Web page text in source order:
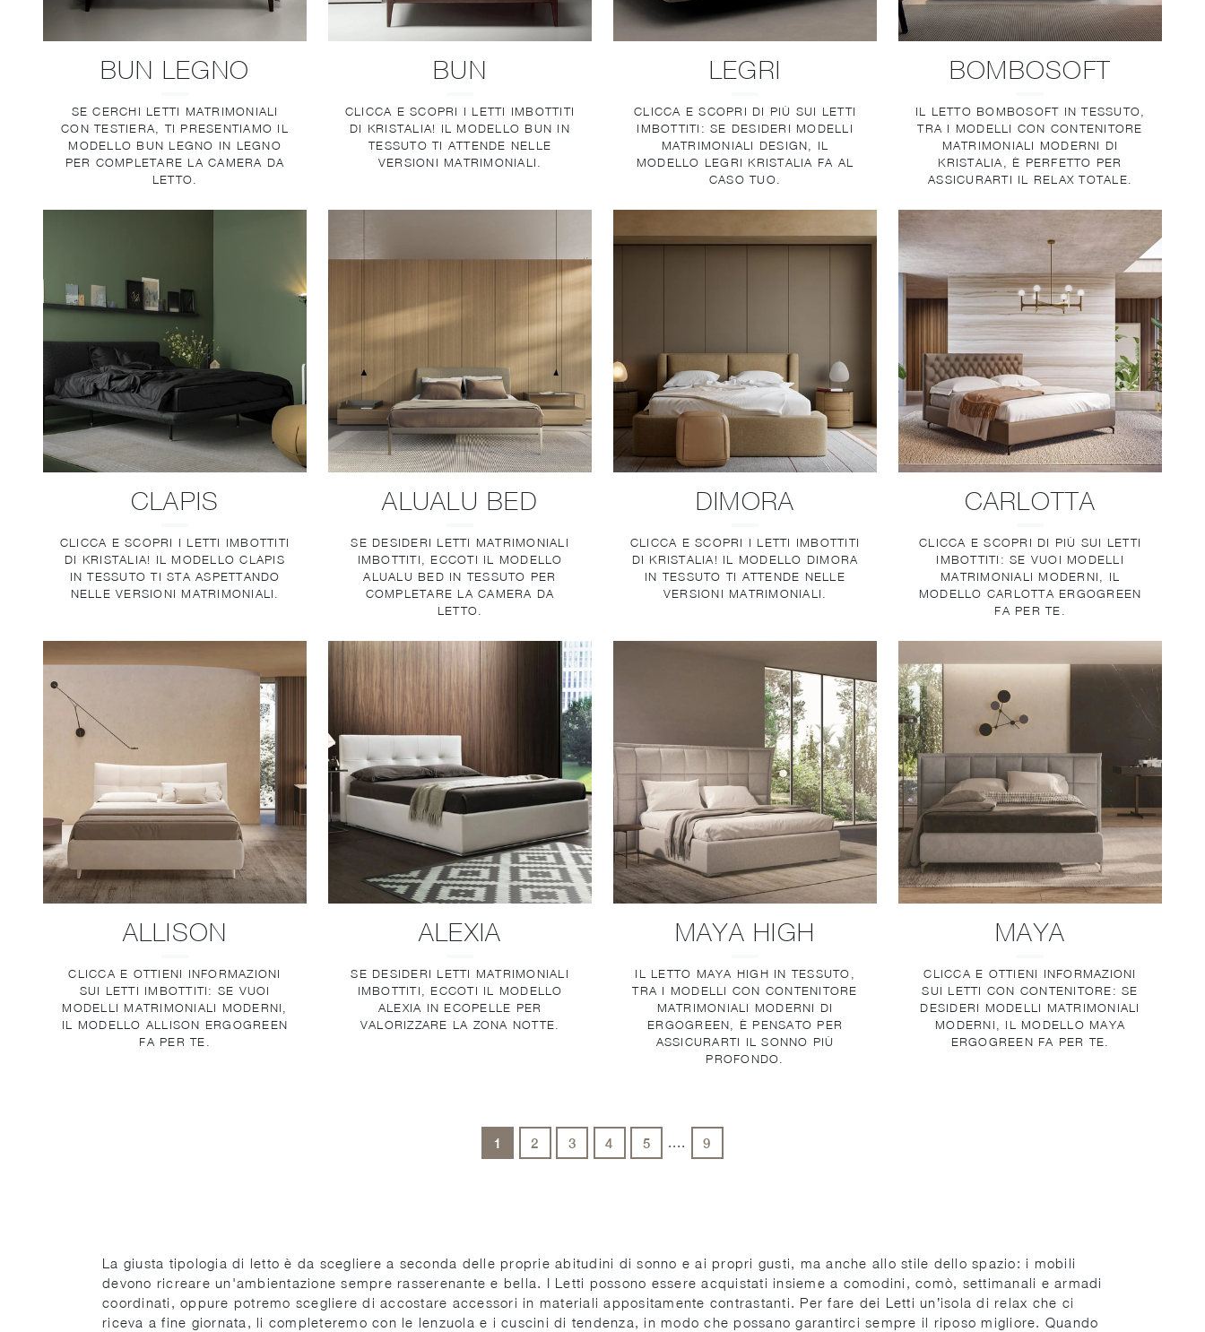
BUN LEGNO
SE CERCHI LETTI MATRIMONIALI
CON TESTIERA, TI PRESENTIAMO IL
MODELLO BUN LEGNO IN LEGNO
PER COMPLETARE LA CAMERA DA
LETTO.
BUN
CLICCA E SCOPRI I LETTI IMBOTTITI
DI KRISTALIA! IL MODELLO BUN IN
TESSUTO TI ATTENDE NELLE
VERSIONI MATRIMONIALI.
LEGRI
CLICCA E SCOPRI DI PIÙ SUI LETTI
IMBOTTITI: SE DESIDERI MODELLI
MATRIMONIALI DESIGN, IL
MODELLO LEGRI KRISTALIA FA AL
CASO TUO.
BOMBOSOFT
IL LETTO BOMBOSOFT IN TESSUTO,
TRA I MODELLI CON CONTENITORE
MATRIMONIALI MODERNI DI
KRISTALIA, È PERFETTO PER
ASSICURARTI IL RELAX TOTALE.
CLAPIS
CLICCA E SCOPRI I LETTI IMBOTTITI
DI KRISTALIA! IL MODELLO CLAPIS
IN TESSUTO TI STA ASPETTANDO
NELLE VERSIONI MATRIMONIALI.
ALUALU BED
SE DESIDERI LETTI MATRIMONIALI
IMBOTTITI, ECCOTI IL MODELLO
ALUALU BED IN TESSUTO PER
COMPLETARE LA CAMERA DA
LETTO.
DIMORA
CLICCA E SCOPRI I LETTI IMBOTTITI
DI KRISTALIA! IL MODELLO DIMORA
IN TESSUTO TI ATTENDE NELLE
VERSIONI MATRIMONIALI.
CARLOTTA
CLICCA E SCOPRI DI PIÙ SUI LETTI
IMBOTTITI: SE VUOI MODELLI
MATRIMONIALI MODERNI, IL
MODELLO CARLOTTA ERGOGREEN
FA PER TE.
ALLISON
CLICCA E OTTIENI INFORMAZIONI
SUI LETTI IMBOTTITI: SE VUOI
MODELLI MATRIMONIALI MODERNI,
IL MODELLO ALLISON ERGOGREEN
FA PER TE.
ALEXIA
SE DESIDERI LETTI MATRIMONIALI
IMBOTTITI, ECCOTI IL MODELLO
ALEXIA IN ECOPELLE PER
VALORIZZARE LA ZONA NOTTE.
MAYA HIGH
IL LETTO MAYA HIGH IN TESSUTO,
TRA I MODELLI CON CONTENITORE
MATRIMONIALI MODERNI DI
ERGOGREEN, È PENSATO PER
ASSICURARTI IL SONNO PIÙ
PROFONDO.
MAYA
CLICCA E OTTIENI INFORMAZIONI
SUI LETTI CON CONTENITORE: SE
DESIDERI MODELLI MATRIMONIALI
MODERNI, IL MODELLO MAYA
ERGOGREEN FA PER TE.
1 2 3 4 5 .... 9
La giusta tipologia di letto è da scegliere a seconda delle proprie abitudini di sonno e ai propri gusti, ma anche allo stile dello spazio: i mobili
devono ricreare un'ambientazione sempre rasserenante e bella. I Letti possono essere acquistati insieme a comodini, comò, settimanali e armadi
coordinati, oppure potremo scegliere di accostare accessori in materiali appositamente contrastanti. Per fare dei Letti un’isola di relax che ci
riceva a fine giornata, li completeremo con le lenzuola e i cuscini di tendenza, in modo che possano garantirci sempre il riposo migliore. Quando